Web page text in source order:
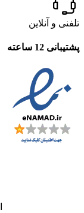
تلفنی و آنلاین
پشتیبانی 12 ساعته